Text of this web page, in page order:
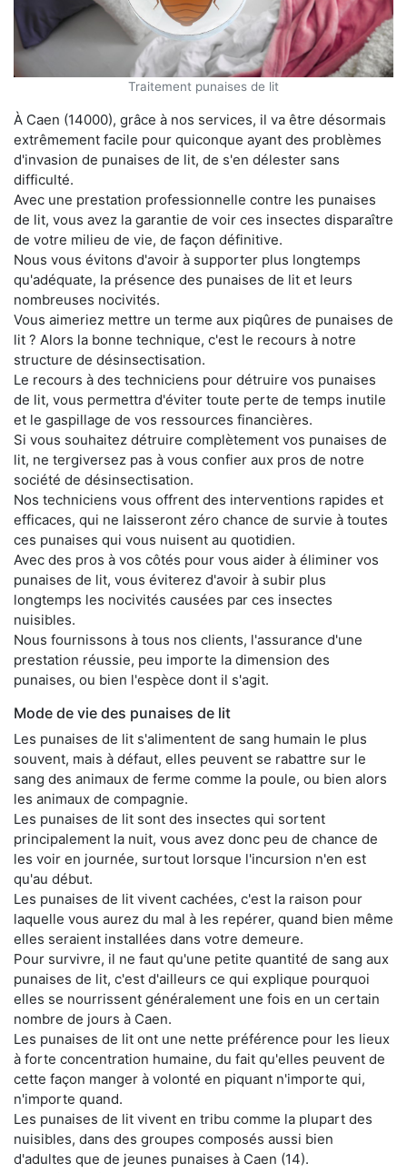
Traitement punaises de lit
À Caen (14000), grâce à nos services, il va être désormais
extrêmement facile pour quiconque ayant des problèmes
d'invasion de punaises de lit, de s'en délester sans
difficulté.
Avec une prestation professionnelle contre les punaises
de lit, vous avez la garantie de voir ces insectes disparaître
de votre milieu de vie, de façon définitive.
Nous vous évitons d'avoir à supporter plus longtemps
qu'adéquate, la présence des punaises de lit et leurs
nombreuses nocivités.
Vous aimeriez mettre un terme aux piqûres de punaises de
lit ? Alors la bonne technique, c'est le recours à notre
structure de désinsectisation.
Le recours à des techniciens pour détruire vos punaises
de lit, vous permettra d'éviter toute perte de temps inutile
et le gaspillage de vos ressources financières.
Si vous souhaitez détruire complètement vos punaises de
lit, ne tergiversez pas à vous confier aux pros de notre
société de désinsectisation.
Nos techniciens vous offrent des interventions rapides et
efficaces, qui ne laisseront zéro chance de survie à toutes
ces punaises qui vous nuisent au quotidien.
Avec des pros à vos côtés pour vous aider à éliminer vos
punaises de lit, vous éviterez d'avoir à subir plus
longtemps les nocivités causées par ces insectes
nuisibles.
Nous fournissons à tous nos clients, l'assurance d'une
prestation réussie, peu importe la dimension des
punaises, ou bien l'espèce dont il s'agit.
Mode de vie des punaises de lit
Les punaises de lit s'alimentent de sang humain le plus
souvent, mais à défaut, elles peuvent se rabattre sur le
sang des animaux de ferme comme la poule, ou bien alors
les animaux de compagnie.
Les punaises de lit sont des insectes qui sortent
principalement la nuit, vous avez donc peu de chance de
les voir en journée, surtout lorsque l'incursion n'en est
qu'au début.
Les punaises de lit vivent cachées, c'est la raison pour
laquelle vous aurez du mal à les repérer, quand bien même
elles seraient installées dans votre demeure.
Pour survivre, il ne faut qu'une petite quantité de sang aux
punaises de lit, c'est d'ailleurs ce qui explique pourquoi
elles se nourrissent généralement une fois en un certain
nombre de jours à Caen.
Les punaises de lit ont une nette préférence pour les lieux
à forte concentration humaine, du fait qu'elles peuvent de
cette façon manger à volonté en piquant n'importe qui,
n'importe quand.
Les punaises de lit vivent en tribu comme la plupart des
nuisibles, dans des groupes composés aussi bien
d'adultes que de jeunes punaises à Caen (14).